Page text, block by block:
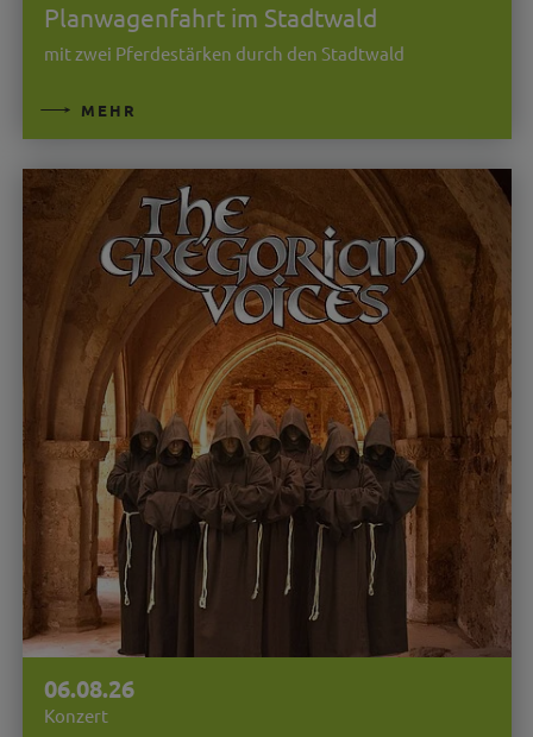
Planwagenfahrt im Stadtwald
mit zwei Pferdestärken durch den Stadtwald
MEHR
06.08.26
Konzert